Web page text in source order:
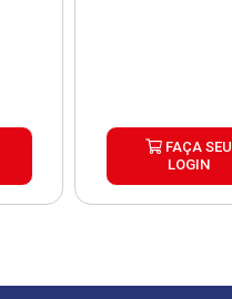
FAÇA SEU
LOGIN